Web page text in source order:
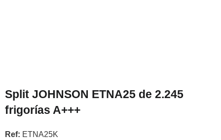
Split JOHNSON ETNA25 de 2.245
frigorías A+++
Ref: ETNA25K